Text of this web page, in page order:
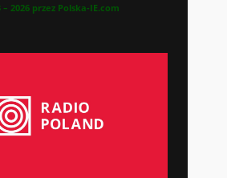
2026 przez Polska-IE.com